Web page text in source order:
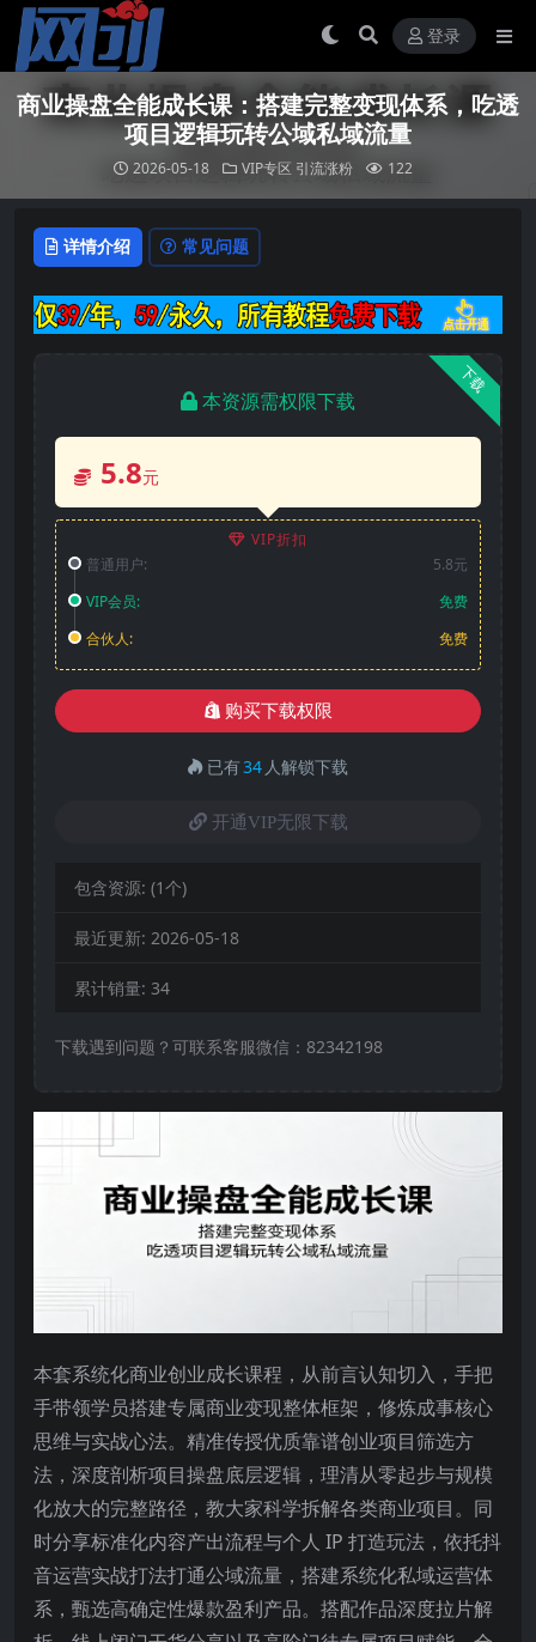
登录
商业操盘全能成长课：搭建完整变现体系，吃透
项目逻辑玩转公域私域流量
2026-05-18 VIP专区 引流涨粉 122
详情介绍 常见问题
下载
本资源需权限下载
5.8元
VIP折扣
普通用户:
5.8元
VIP会员:
免费
合伙人:
免费
购买下载权限
已有34 人解锁下载
开通VIP无限下载
包含资源: (1个)
最近更新: 2026-05-18
累计销量: 34
下载遇到问题？可联系客服微信：82342198
本套系统化商业创业成长课程，从前言认知切入，手把
手带领学员搭建专属商业变现整体框架，修炼成事核心
思维与实战心法。精准传授优质靠谱创业项目筛选方
法，深度剖析项目操盘底层逻辑，理清从零起步与规模
化放大的完整路径，教大家科学拆解各类商业项目。同
时分享标准化内容产出流程与个人 IP 打造玩法，依托抖
音运营实战打法打通公域流量，搭建系统化私域运营体
系，甄选高确定性爆款盈利产品。搭配作品深度拉片解